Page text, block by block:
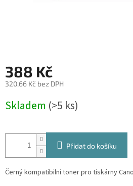
388 Kč
320,66 Kč bez DPH
cena:
Skladem (>5 ks)
Přidat do košíku
Černý kompatibilní toner pro tiskárny